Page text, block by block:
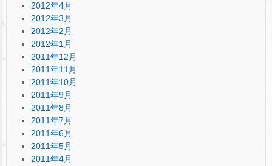
2012年4月
2012年3月
2012年2月
2012年1月
2011年12月
2011年11月
2011年10月
2011年9月
2011年8月
2011年7月
2011年6月
2011年5月
2011年4月